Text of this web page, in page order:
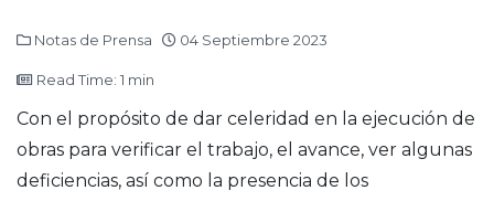
Notas de Prensa 04 Septiembre 2023
Read Time: 1 min
Con el propósito de dar celeridad en la ejecución de
obras para verificar el trabajo, el avance, ver algunas
deficiencias, así como la presencia de los